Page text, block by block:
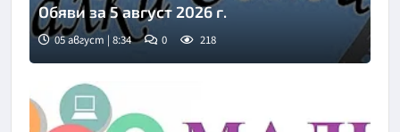
Обяви за 5 август 2026 г.
05 август | 8:34 0 218